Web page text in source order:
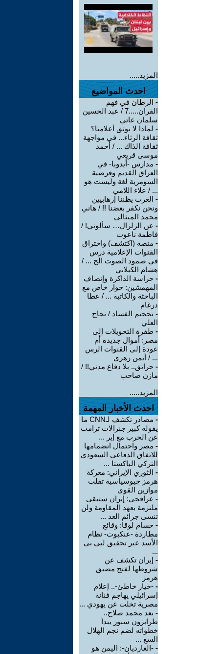
المزيد.....
احدث المواضيع
- الرطان في فهم
القران.....7 / عبد الحسين
سلمان عاتي
- لماذا لا نوثق أعلامنا؟
ثقافة الرثاء... في مواجهة
ثقافة الذاك ... / أحمد
موسى قريعي
- مدارس -أيدوبا- في
العراق القديم وفرضية
السومرية لغة وليست هو
... / علاء اللامي
- الغرب يظننا إرهابيين
ونحن نكفر بعضنا !! / هاني
محمد الميثالي
- عن الزلزال… سألوني! /
فاطمة ناعوت
- منصة (اكتشف) واختراق
القنوات الإعلامية درس
في صمود الصوت الح ... /
هشام الكيلاني
- حراسة الذاكرة وإنصاف
المهمشين: حوار خاص مع
الباحثة والكاتبة ... / عطا
درغام
- تحجيم الفساد / نجاح
العلي
- طفرة التحويلات إلى
مصر: أموال جديدة أم
عودة إلى القنوات الرس
... / أيمن زهري
- حرائق.. بلا دفاع مدني!! /
مازن صاحب
المزيد.....
احدث الأخبار المهمة
-
مصادر تكشف لـCNN ما
يقوله كبير جنرالات ترامب
عن الحرب مع إير ...
- مصر واحتمال انضمامها
للاتفاق الدفاعي السعودي
التركي الباكستا ...
- الثوري الإيراني: معركة
هرمز جيوسياسية تقلب
موازين القوى
- عراقجي: إيران ستبقى
ملتزمة بعهد المقاومة ولن
تنسى جرائم العد ...
- حسام لوقا: وقائع
مطاردة -عنكبوت- نظام
الأسد عبر تحقيق لبي بي
...
- إيران تكشف عن
شروطها لفتح مضيق
هرمز
- -خيار خاطئ-.. إعلام
إسرائيلي يهاجم فنانة
مصرية تخلت عن يهودي ...
- بعد محمد صلاح..
طرابزون سبور يبدأ
خطواته لضم نجم الهلال
السع ...
- -الغارديان-: اليمن هو